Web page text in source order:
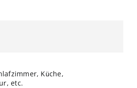
Küche,
etc.